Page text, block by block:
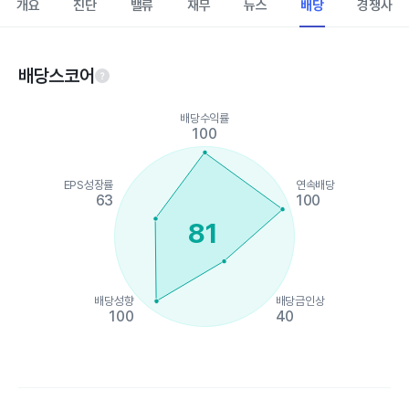
개요 진단 밸류 재무 뉴스 배당 경쟁사
배당스코어
The chart has 1 X axis displaying categories.
The chart has 1 Y axis displaying values. Data ranges from 40
81
배당수익률
100
연속배당
100
배당금인상
40
배당성향
100
EPS성장률
63